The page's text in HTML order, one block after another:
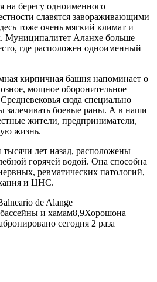
на берегу одноименного
славятся завораживающими
тоже очень мягкий климат и
Муниципалитет Аланхе больше
где расположен одноименный
кирпичная башня напоминает о
мощное оборонительное
сюда специально
залечивать боевые раны. А в наши
жители, предприниматели,
жизнь.
лет назад, расположены
горячей водой. Она способна
ревматических патологий,
и ЦНС.
de Alange
и хамам8,9Хорошона
сегодня 2 раза